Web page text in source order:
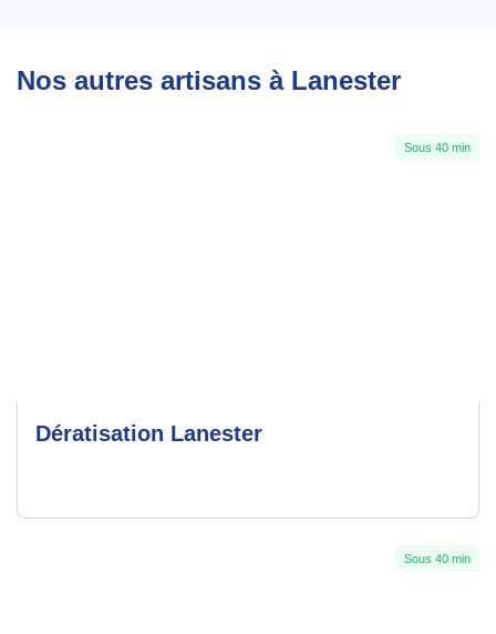
Nos autres artisans à Lanester
Sous 40 min
Dératisation Lanester
Sous 40 min